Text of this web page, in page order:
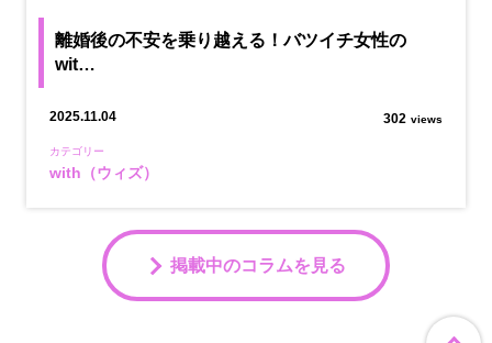
離婚後の不安を乗り越える！バツイチ女性の
wit…
2025.11.04 302 views
カテゴリー
with（ウィズ）
掲載中のコラムを見る